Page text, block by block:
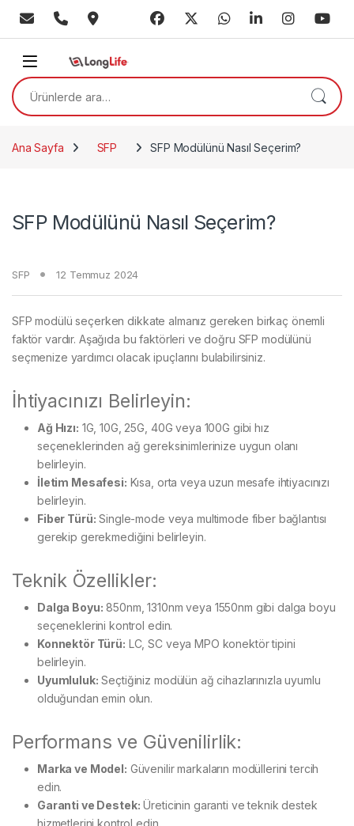
Skip to navigation
Skip to content
Ara:
Ana Sayfa SFP SFP Modülünü Nasıl Seçerim?
SFP Modülünü Nasıl Seçerim?
SFP 12 Temmuz 2024
SFP modülü seçerken dikkate almanız gereken birkaç önemli
faktör vardır. Aşağıda bu faktörleri ve doğru SFP modülünü
seçmenize yardımcı olacak ipuçlarını bulabilirsiniz.
İhtiyacınızı Belirleyin:
Ağ Hızı: 1G, 10G, 25G, 40G veya 100G gibi hız
seçeneklerinden ağ gereksinimlerinize uygun olanı
belirleyin.
İletim Mesafesi: Kısa, orta veya uzun mesafe ihtiyacınızı
belirleyin.
Fiber Türü: Single-mode veya multimode fiber bağlantısı
gerekip gerekmediğini belirleyin.
Teknik Özellikler:
Dalga Boyu: 850nm, 1310nm veya 1550nm gibi dalga boyu
seçeneklerini kontrol edin.
Konnektör Türü: LC, SC veya MPO konektör tipini
belirleyin.
Uyumluluk: Seçtiğiniz modülün ağ cihazlarınızla uyumlu
olduğundan emin olun.
Performans ve Güvenilirlik:
Marka ve Model: Güvenilir markaların modüllerini tercih
edin.
Garanti ve Destek: Üreticinin garanti ve teknik destek
hizmetlerini kontrol edin.